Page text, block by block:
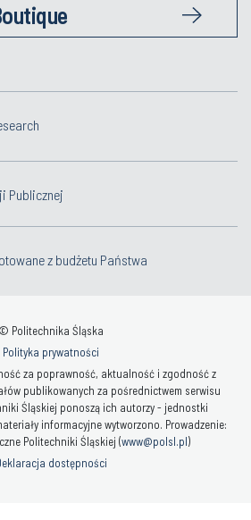
Publicznej
z budżetu Państwa
© Politechnika Śląska
Polityka prywatności
za poprawność, aktualność i zgodność z
publikowanych za pośrednictwem serwisu
Śląskiej ponoszą ich autorzy - jednostki
informacyjne wytworzono. Prowadzenie:
Politechniki Śląskiej (www@polsl.pl)
dostępności